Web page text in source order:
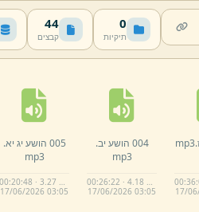
0
תיקיות
44
קבצים
mp3
17/
004 הושע יב.
mp3
00:26:22 · 4.18 MB
17/06/2026 03:05
005 הושע יג יא.
mp3
00:20:48 · 3.27 MB
17/06/2026 03:05